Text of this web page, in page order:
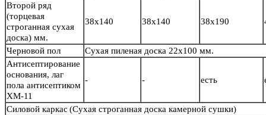
Второй ряд
(торцевая
строганная сухая
доска) мм.
38х140 38х140 38х190
Черновой пол
Сухая пиленая доска 22х100 мм.
Антисептирование
основания, лаг
пола антисептиком
ХМ-11
- - есть
Силовой каркас(Сухая строганная доска камерной сушки)